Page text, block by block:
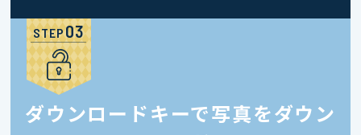
STEP
ダウンロードキーで写真をダウン